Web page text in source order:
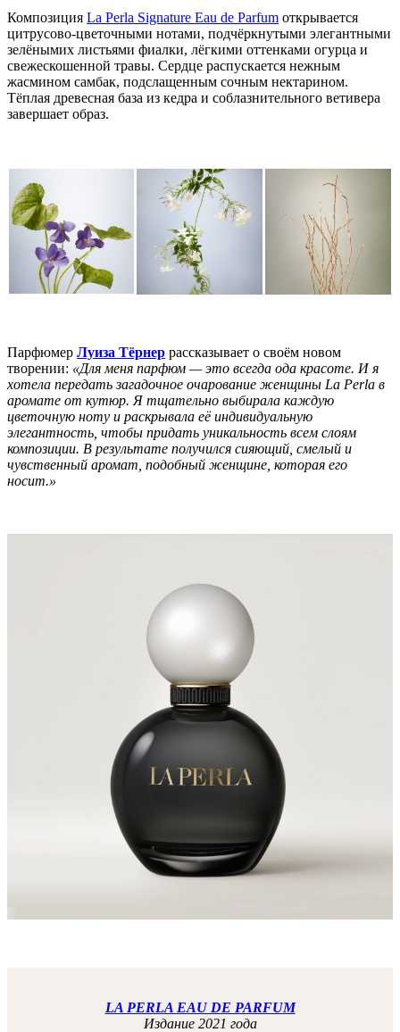
Композиция La Perla Signature Eau de Parfum открывается
цитрусово-цветочными нотами, подчёркнутыми элегантными
зелёнымих листьями фиалки, лёгкими оттенками огурца и
свежескошенной травы. Сердце распускается нежным
жасмином самбак, подслащенным сочным нектарином.
Тёплая древесная база из кедра и соблазнительного ветивера
завершает образ.
Парфюмер Луиза Тёрнер рассказывает о своём новом
творении: «Для меня парфюм — это всегда ода красоте. И я
хотела передать загадочное очарование женщины La Perla в
аромате от кутюр. Я тщательно выбирала каждую
цветочную ноту и раскрывала её индивидуальную
элегантность, чтобы придать уникальность всем слоям
композиции. В результате получился сияющий, смелый и
чувственный аромат, подобный женщине, которая его
носит.»
LA PERLA EAU DE PARFUM
Издание 2021 года